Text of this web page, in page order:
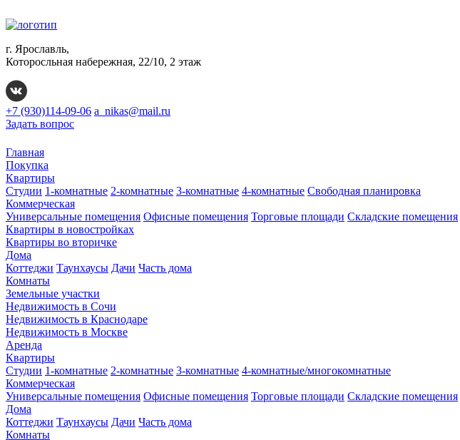
г. Ярославль,
Которосльная набережная, 22/10, 2 этаж
+7 (930)114-09-06 a_nikas@mail.ru
Задать вопрос
Главная
Покупка
Квартиры
Студии 1-комнатные 2-комнатные 3-комнатные 4-комнатные Свободная планировка
Коммерческая
Универсальные помещения Офисные помещения Торговые площади Складские помещения
Квартиры в новостройках
Квартиры во вторичке
Дома
Коттеджи Таунхаусы Дачи Часть дома
Комнаты
Земельные участки
Недвижимость в Сочи
Недвижимость в Краснодаре
Недвижимость в Москве
Аренда
Квартиры
Студии 1-комнатные 2-комнатные 3-комнатные 4-комнатные/многокомнатные
Коммерческая
Универсальные помещения Офисные помещения Торговые площади Складские помещения
Дома
Коттеджи Таунхаусы Дачи Часть дома
Комнаты